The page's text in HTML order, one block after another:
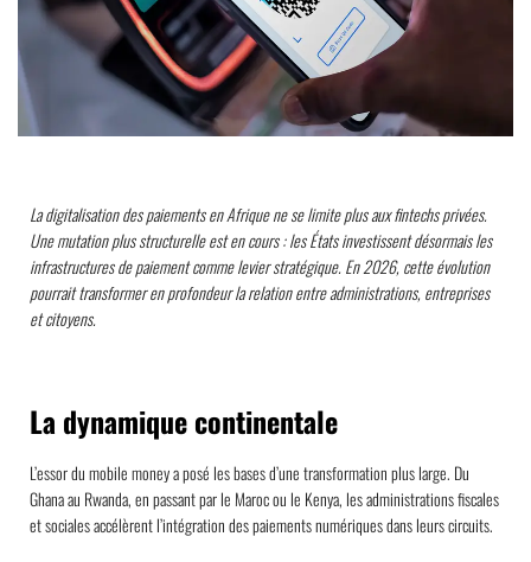
La digitalisation des paiements en Afrique ne se limite plus aux fintechs privées.
Une mutation plus structurelle est en cours : les États investissent désormais les
infrastructures de paiement comme levier stratégique. En 2026, cette évolution
pourrait transformer en profondeur la relation entre administrations, entreprises
et citoyens.
La dynamique continentale
L’essor du mobile money a posé les bases d’une transformation plus large. Du
Ghana au Rwanda, en passant par le Maroc ou le Kenya, les administrations fiscales
et sociales accélèrent l’intégration des paiements numériques dans leurs circuits.